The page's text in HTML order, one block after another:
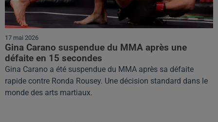
17 mai 2026
Gina Carano suspendue du MMA après une
défaite en 15 secondes
Gina Carano a été suspendue du MMA après sa défaite
rapide contre Ronda Rousey. Une décision standard dans le
monde des arts martiaux.